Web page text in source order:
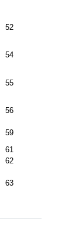
52
54
55
56
59
61
62
63